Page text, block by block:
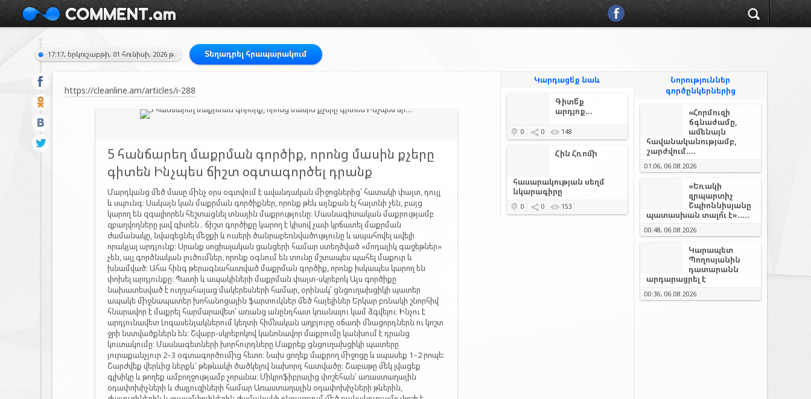
17:17, երկուշաբթի, 01 հունիսի, 2026 թ. Տեղադրել հրապարակում
Նորություններ
գործընկերներից
«Հորմուզի
ճգնաժամը,
ամենայն
հավանականությամբ,
շարժվում....
01:06, 06.08.2026
«Եռակի
զրպարտիչ
Շպիոննիսյանը
պատասխան տալո՞ւ է».....
00:48, 06.08.2026
Կարապետ
Պողոսյանին
դատարանն
արդարացրել է
00:36, 06.08.2026
Կարդացե՛ք նաև
Գիտե՞ք
արդյոք...
0 0 148
Հին Հռոմի
հասարակության սեղմ
նկարագիրը
0 0 153
https://cleanline.am/articles/i-288
5 հանճարեղ մաքրման գործիք, որոնց մասին քչերը
գիտեն Ինչպես ճիշտ օգտագործել դրանք
Մարդկանց մեծ մասը մինչ օրս օգտվում է ավանդական միջոցներից՝ հատակի փայտ, դույլ
և սպունգ։ Սակայն կան մաքրման գործիքներ, որոնք թեև այնքան էլ հայտնի չեն, բայց
կարող են զգալիորեն հեշտացնել տնային մաքրությունը։ Մասնագիտական մաքրությամբ
զբաղվողները լավ գիտեն․ ճիշտ գործիքը կարող է կիսով չափ կրճատել մաքրման
ժամանակը, նվազեցնել մեջքի և ուսերի ծանրաբեռնվածությունը և ապահովել ավելի
որակյալ արդյունք։ Սրանք սոցիալական ցանցերի համար ստեղծված «մոդայիկ գաջեթներ»
չեն, այլ գործնական լուծումներ, որոնք օգնում են տունը մշտապես պահել մաքուր և
խնամված։ Ահա հինգ թերագնահատված մաքրման գործիք, որոնք իսկապես կարող են
փոխել արդյունքը։ Պատի և ապակիների մաքրման փայտ-սկրեբոկ Այս գործիքը
նախատեսված է ուղղահայաց մակերեսների համար, օրինակ՝ ցնցուղախցիկի պատեր
ապակե միջնապատեր խոհանոցային ֆարտուկներ մեծ հայելիներ Երկար բռնակի շնորհիվ
հնարավոր է մաքրել հարմարավետ՝ առանց անընդհատ կռանալու կամ ձգվելու։ Ինչու է
արդյունավետ Լոգասենյակներում կեղտի հիմնական աղբյուրը օճառի մնացորդներն ու կոշտ
ջրի նստվածքներն են։ Շվաբր-սկրեբոկով կանոնավոր մաքրումը կանխում է դրանց
կուտակումը։ Մասնագետների խորհուրդները Մաքրեք ցնցուղախցիկի պատերը
յուրաքանչյուր 2–3 օգտագործումից հետո։ Նախ ցողեք մաքրող միջոցը և սպասեք 1–2 րոպե։
Շարժվեք վերևից ներքև՝ թեթևակի ծածկելով նախորդ հատվածը։ Շաբաթը մեկ լվացեք
գլխիկը և թողեք ամբողջությամբ չորանա։ Միկրոֆիբրայից փոշեհան՝ առաստաղային
օդափոխիչների և ժալյուզիների համար Առաստաղային օդափոխիչների թևերին,